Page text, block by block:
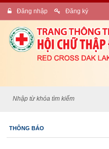
Đăng nhập Đăng ký
THÔNG BÁO